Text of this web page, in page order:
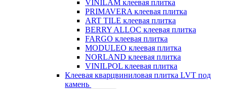
VINILAM клеевая плитка
PRIMAVERA клеевая плитка
ART TILE клеевая плитка
BERRY ALLOC клеевая плитка
FARGO клеевая плитка
MODULEO клеевая плитка
NORLAND клеевая плитка
VINILPOL клеевая плитка
Клеевая кварцвиниловая плитка LVT под
камень